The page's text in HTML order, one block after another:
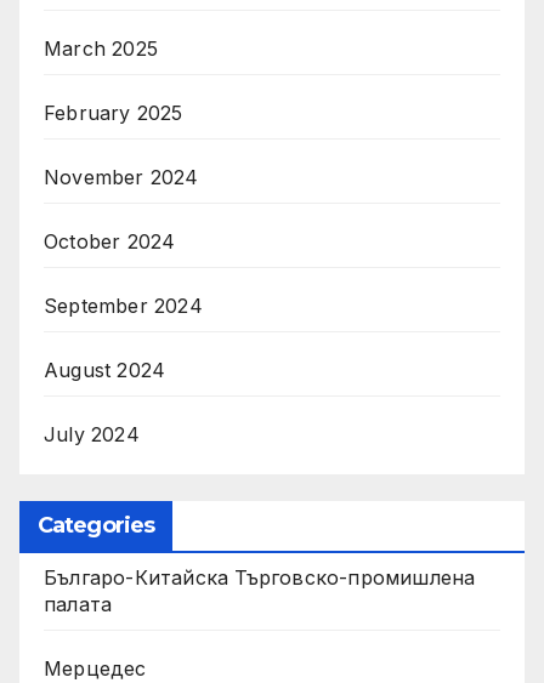
March 2025
February 2025
November 2024
October 2024
September 2024
August 2024
July 2024
Categories
Българо-Китайска Търговско-промишлена
палaта
Мерцедес